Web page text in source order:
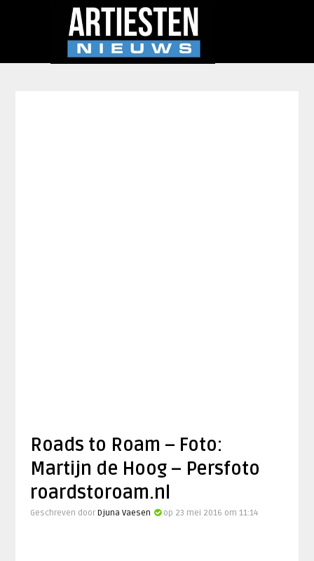
Roads to Roam – Foto:
Martijn de Hoog – Persfoto
roardstoroam.nl
Geschreven door Djuna Vaesen op 23 mei 2016 om 11:14